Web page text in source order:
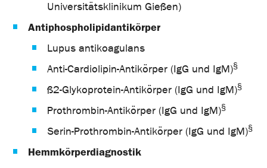
Universitätsklinikum Gießen)
Antiphospholipidantikörper
Lupus antikoagulans
Anti-Cardiolipin-Antikörper (IgG und IgM)§
ß2-Glykoprotein-Antikörper (IgG und IgM)§
Prothrombin-Antikörper (IgG und IgM)§
Serin-Prothrombin-Antikörper (IgG und IgM)§
Hemmkörperdiagnostik